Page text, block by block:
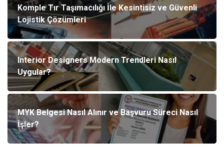
Komple Tır Taşımacılığı İle Kesintisiz ve Güvenli
Lojistik Çözümleri
Interior Designers Modern Trendleri Nasıl
Uygular?
MYK Belgesi Nasıl Alınır ve Başvuru Süreci Nasıl
İşler?